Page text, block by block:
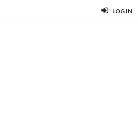
LOG IN